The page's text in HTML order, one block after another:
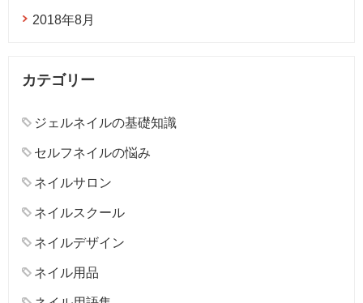
2018年8月
カテゴリー
ジェルネイルの基礎知識
セルフネイルの悩み
ネイルサロン
ネイルスクール
ネイルデザイン
ネイル用品